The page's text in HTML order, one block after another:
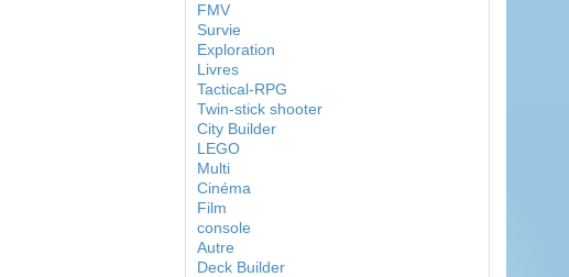
FMV
Survie
Exploration
Livres
Tactical-RPG
Twin-stick shooter
City Builder
LEGO
Multi
Cinéma
Film
console
Autre
Deck Builder